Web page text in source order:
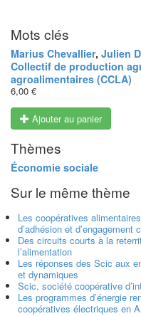
Mots clés
Marius Chevallier, Julien
Collectif de production
agroalimentaires (CCLA)
6,00 €
Ajouter au panier
Thèmes
Économie sociale
Sur le même thème
Les coopératives
d’adhésion et
Des circuits courts à la
l’alimentation
Les réponses des Scic aux
et dynamiques
Scic, société coopérative
Les programmes d’énergie
coopératives électriques en